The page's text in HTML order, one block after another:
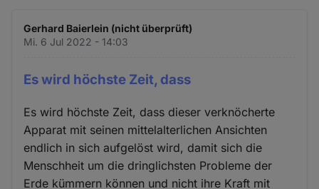
Gerhard Baierlein (nicht überprüft)
Mi. 6 Jul 2022 - 14:03
Es wird höchste Zeit, dass
Es wird höchste Zeit, dass dieser verknöcherte
Apparat mit seinen mittelalterlichen Ansichten
endlich in sich aufgelöst wird, damit sich die
Menschheit um die dringlichsten Probleme der
Erde kümmern können und nicht ihre Kraft mit